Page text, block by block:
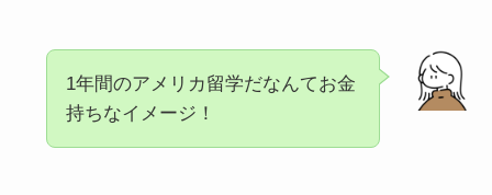
1年間のアメリカ留学だなんてお金
持ちなイメージ！